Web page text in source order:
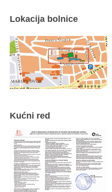
Lokacija bolnice
Kućni red